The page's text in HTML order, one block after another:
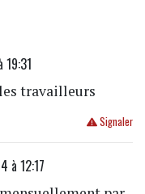
travailleurs
Signaler
à 12:17